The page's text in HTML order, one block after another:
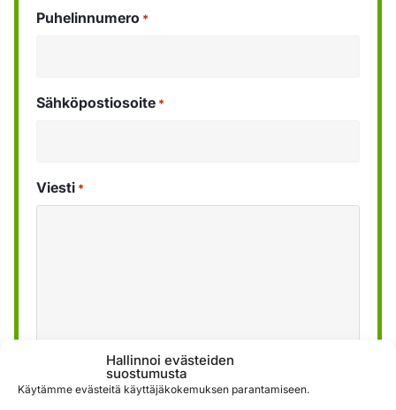
Hallinnoi evästeiden
suostumusta
Käytämme evästeitä käyttäjäkokemuksen parantamiseen.
Puhelinnumero *
Sähköpostiosoite *
Viesti *